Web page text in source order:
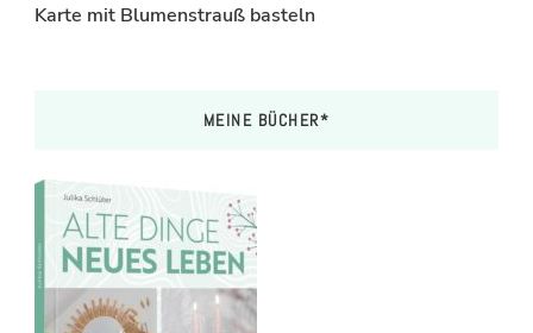
Karte mit Blumenstrauß basteln
MEINE BÜCHER*